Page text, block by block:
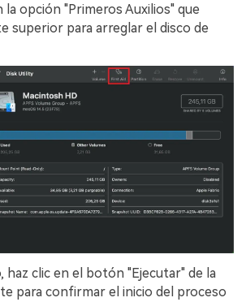
la opción "Primeros Auxilios" que
superior para arreglar el disco de
haz clic en el botón "Ejecutar" de la
para confirmar el inicio del proceso